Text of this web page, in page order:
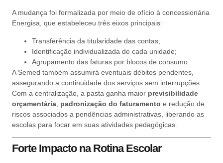
A mudança foi formalizada por meio de ofício à concessionária
Energisa, que estabeleceu três eixos principais:
Transferência da titularidade das contas;
Identificação individualizada de cada unidade;
Agrupamento das faturas por blocos de consumo.
A Semed também assumirá eventuais débitos pendentes,
assegurando a continuidade dos serviços sem interrupções.
Com a centralização, a pasta ganha maior previsibilidade
orçamentária padronização do faturamento e redução de
riscos associados a pendências administrativas, liberando as
escolas para focar em suas atividades pedagógicas.
Forte Impacto na Rotina Escolar